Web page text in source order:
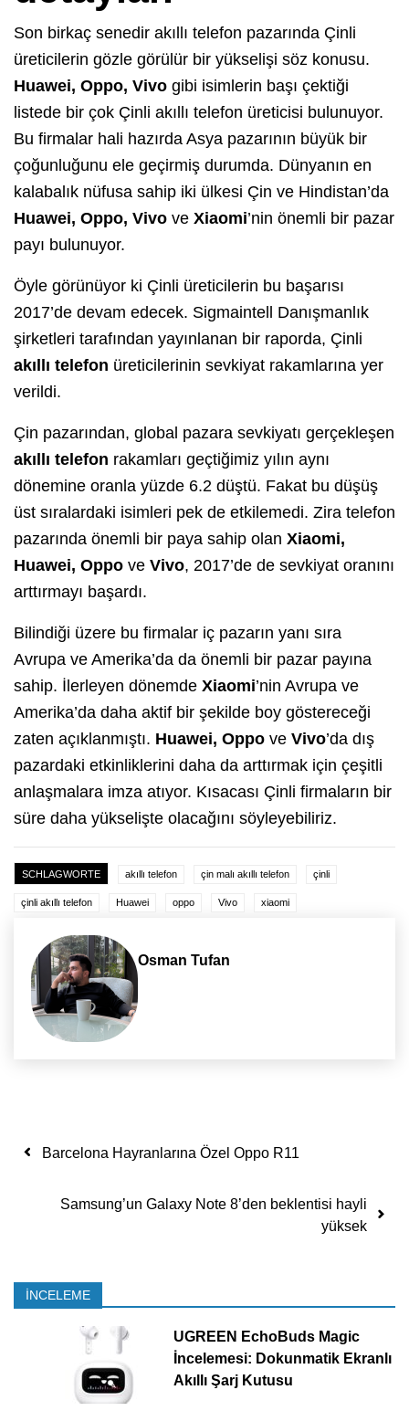
Son birkaç senedir akıllı telefon pazarında Çinli
üreticilerin gözle görülür bir yükselişi söz konusu.
Huawei, Oppo, Vivo gibi isimlerin başı çektiği
listede bir çok Çinli akıllı telefon üreticisi bulunuyor.
Bu firmalar hali hazırda Asya pazarının büyük bir
çoğunluğunu ele geçirmiş durumda. Dünyanın en
kalabalık nüfusa sahip iki ülkesi Çin ve Hindistan’da
Huawei, Oppo, Vivo ve Xiaomi’nin önemli bir pazar
payı bulunuyor.
Öyle görünüyor ki Çinli üreticilerin bu başarısı
2017’de devam edecek. Sigmaintell Danışmanlık
şirketleri tarafından yayınlanan bir raporda, Çinli
akıllı telefon üreticilerinin sevkiyat rakamlarına yer
verildi.
Çin pazarından, global pazara sevkiyatı gerçekleşen
akıllı telefon rakamları geçtiğimiz yılın aynı
dönemine oranla yüzde 6.2 düştü. Fakat bu düşüş
üst sıralardaki isimleri pek de etkilemedi. Zira telefon
pazarında önemli bir paya sahip olan Xiaomi,
Huawei, Oppo ve Vivo, 2017’de de sevkiyat oranını
arttırmayı başardı.
Bilindiği üzere bu firmalar iç pazarın yanı sıra
Avrupa ve Amerika’da da önemli bir pazar payına
sahip. İlerleyen dönemde Xiaomi’nin Avrupa ve
Amerika’da daha aktif bir şekilde boy göstereceği
zaten açıklanmıştı. Huawei, Oppo ve Vivo’da dış
pazardaki etkinliklerini daha da arttırmak için çeşitli
anlaşmalara imza atıyor. Kısacası Çinli firmaların bir
süre daha yükselişte olacağını söyleyebiliriz.
SCHLAGWORTE akıllı telefon çin malı akıllı telefon çinli
çinli akıllı telefon Huawei oppo Vivo xiaomi
Osman Tufan
Yazı dolaşımı
Barcelona Hayranlarına Özel Oppo R11
Samsung’un Galaxy Note 8’den beklentisi hayli
yüksek
İNCELEME
UGREEN EchoBuds Magic
İncelemesi: Dokunmatik Ekranlı
Akıllı Şarj Kutusu